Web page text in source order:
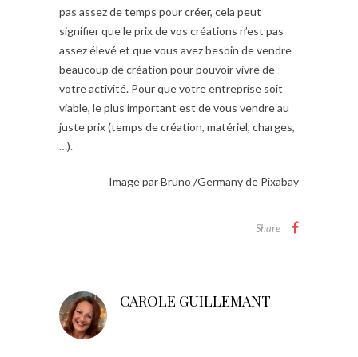
pas assez de temps pour créer, cela peut
signifier que le prix de vos créations n’est pas
assez élevé et que vous avez besoin de vendre
beaucoup de création pour pouvoir vivre de
votre activité. Pour que votre entreprise soit
viable, le plus important est de vous vendre au
juste prix (temps de création, matériel, charges,
…).
Image par Bruno /Germany de Pixabay
Share
CAROLE GUILLEMANT